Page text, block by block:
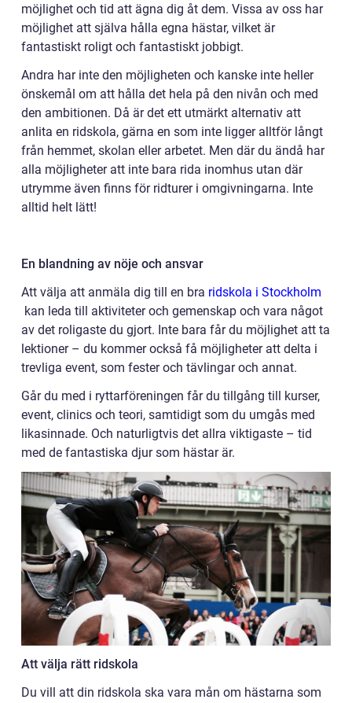
möjlighet och tid att ägna dig åt dem. Vissa av oss har
möjlighet att själva hålla egna hästar, vilket är
fantastiskt roligt och fantastiskt jobbigt.
Andra har inte den möjligheten och kanske inte heller
önskemål om att hålla det hela på den nivån och med
den ambitionen. Då är det ett utmärkt alternativ att
anlita en ridskola, gärna en som inte ligger alltför långt
från hemmet, skolan eller arbetet. Men där du ändå har
alla möjligheter att inte bara rida inomhus utan där
utrymme även finns för ridturer i omgivningarna. Inte
alltid helt lätt!
En blandning av nöje och ansvar
Att välja att anmäla dig till en bra ridskola i Stockholm
kan leda till aktiviteter och gemenskap och vara något
av det roligaste du gjort. Inte bara får du möjlighet att ta
lektioner – du kommer också få möjligheter att delta i
trevliga event, som fester och tävlingar och annat.
Går du med i ryttarföreningen får du tillgång till kurser,
event, clinics och teori, samtidigt som du umgås med
likasinnade. Och naturligtvis det allra viktigaste – tid
med de fantastiska djur som hästar är.
Att välja rätt ridskola
Du vill att din ridskola ska vara mån om hästarna som